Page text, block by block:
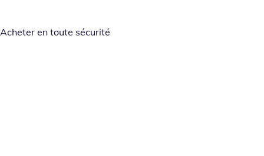
Acheter en toute sécurité